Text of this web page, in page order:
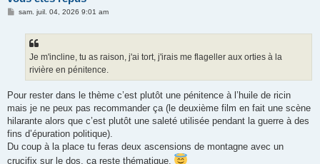
Msam. juil. 04, 2026 9:01 am
Je m'incline, tu as raison, j'ai tort, j'irais me flageller aux orties à la
rivière en pénitence.
Pour rester dans le thème c’est plutôt une pénitence à l’huile de ricin
mais je ne peux pas recommander ça (le deuxième film en fait une scène
hilarante alors que c’est plutôt une saleté utilisée pendant la guerre à des
fins d’épuration politique).
Du coup à la place tu feras deux ascensions de montagne avec un
crucifix sur le dos, ça reste thématique.